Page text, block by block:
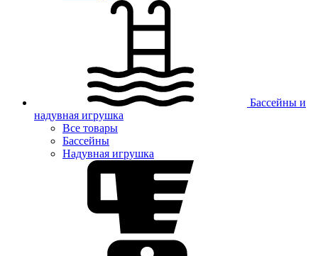
Бассейны и
надувная игрушка
Все товары
Бассейны
Надувная игрушка